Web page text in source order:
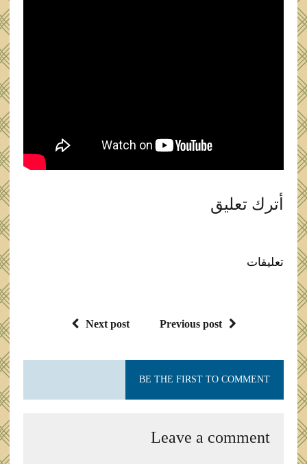
أترك تعليق
تعليقات
Previous post
Next post
BE THE FIRST TO COMMENT
Leave a comment